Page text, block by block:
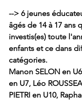
--> 6 jeunes
âgés de 14 à 17 ans
investis(es) toute
enfants et ce dans
catégories.
Manon SELON en
en U7, Léo
PIETRI en U10,